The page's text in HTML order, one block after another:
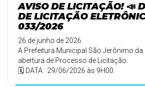
AVISO DE LICITAÇÃO! 📣
DE LICITAÇÃO
033/2026
26 de junho de 2026
A Prefeitura Municipal São Jerônimo
abertura de Processo de Licitação.
🗓️ DATA: 29/06/2026 às 9H00